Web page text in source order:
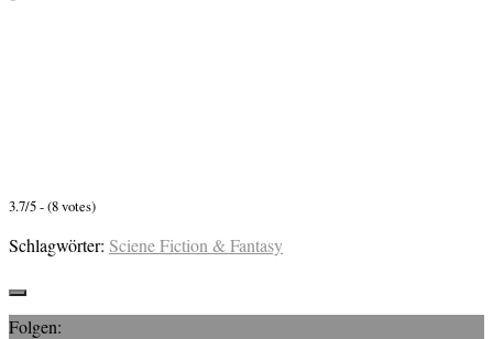
3.7/5 - (8 votes)
Schlagwörter: Sciene Fiction & Fantasy
Folgen: